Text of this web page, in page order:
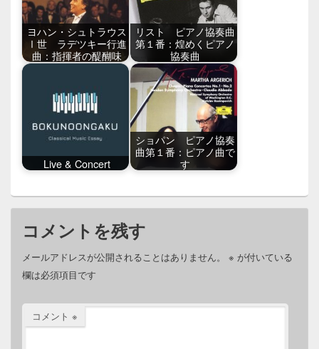
ヨハン・シュトラウス
Ⅰ世 ラデツキー行進
曲：指揮者の醍醐味
リスト ピアノ協奏曲
第１番：煌めくピアノ
協奏曲
Live & Concert
ショパン ピアノ協奏
曲第１番：ピアノ曲で
す
コメントを残す
メールアドレスが公開されることはありません。 ※ が付いている
欄は必須項目です
コメント ※